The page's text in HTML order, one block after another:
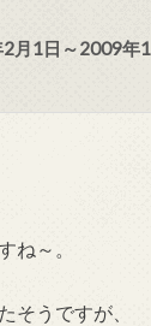
月1日～2009年
ね～。
そうですが、